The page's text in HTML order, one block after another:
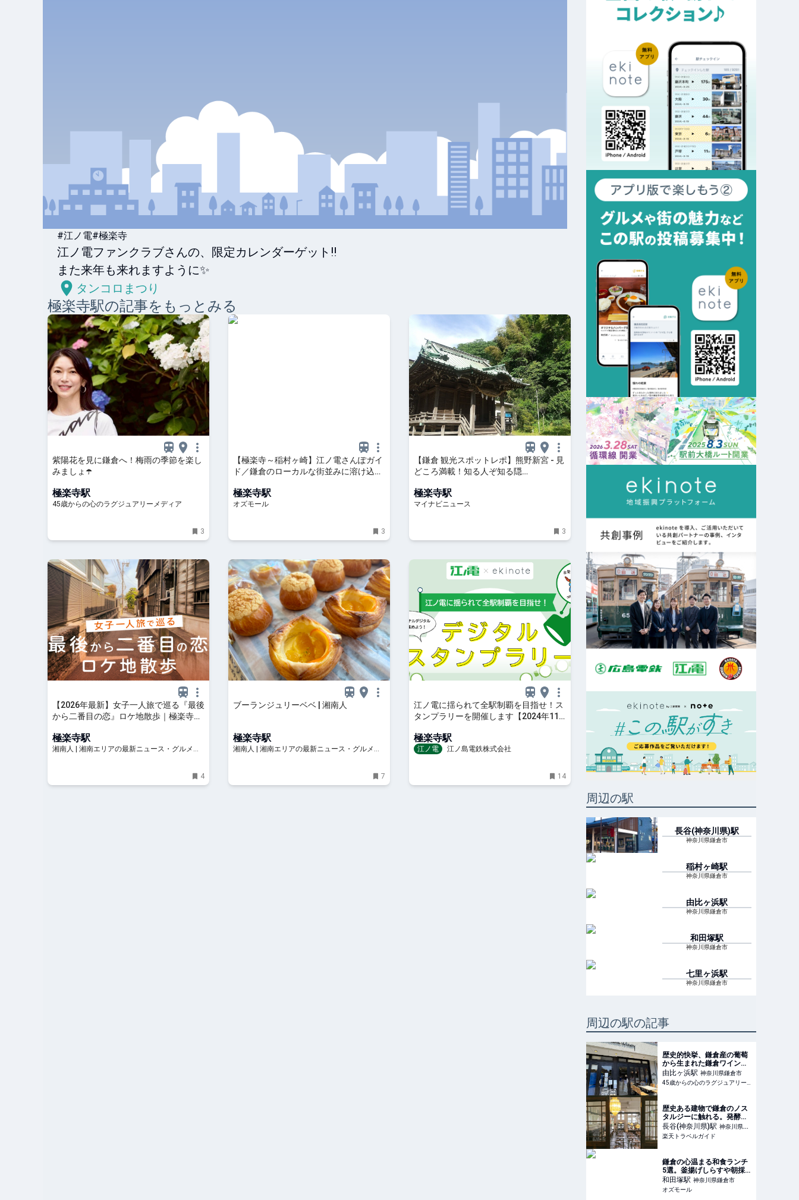
#江ノ電#極楽寺
江ノ電ファンクラブさんの、限定カレンダーゲット‼️
また来年も来れますように✨
タンコロまつり
極楽寺駅の記事をもっとみる
紫陽花を見に鎌倉へ！梅雨の季節を楽し
みましょ☂️
極楽寺駅
45歳からの心のラグジュアリーメディア
3
【極楽寺～稲村ヶ崎】江ノ電さんぽガイ
ド／鎌倉のローカルな街並みに溶け込
極楽寺駅
オズモール
3
【鎌倉 観光スポットレポ】熊野新宮 - 見
どころ満載！知る人ぞ知る隠…
極楽寺駅
マイナビニュース
3
【2026年最新】女子一人旅で巡る『最後
から二番目の恋』ロケ地散歩｜極楽寺〜
湘南人
極楽寺駅
湘南人 | 湘南エリアの最新ニュース・グルメ・
4
ブーランジュリーベベ | 湘南人
極楽寺駅
湘南人 | 湘南エリアの最新ニュース・グルメ・
7
江ノ電に揺られて全駅制覇を目指せ！ス
タンプラリーを開催します【2024年11
時】
極楽寺駅
江ノ電 江ノ島電鉄株式会社
14
周辺の駅
長谷(神奈川県)駅
神奈川県鎌倉市
稲村ヶ崎駅
神奈川県鎌倉市
由比ヶ浜駅
神奈川県鎌倉市
和田塚駅
神奈川県鎌倉市
七里ヶ浜駅
神奈川県鎌倉市
周辺の駅の記事
歴史的快挙、鎌倉産の葡萄
から生まれた鎌倉ワイン！
そのルーツを巡るツアーに
参加してきました。直営の
葡萄畑巡りやカフェ
ワインに合わせて、ラン
チ、デザートを楽しんで来
まし
由比ヶ浜駅 神奈川県鎌倉市
45歳からの心のラグジュアリーメディア
歴史ある建物で鎌倉のノス
タルジーに触れる。発酵文
化と湘南の恵みを味わう
「MOKICHI
KAMAKURA」 【楽天トラ
長谷(神奈川県)駅 神奈川県鎌
倉市
楽天トラベルガイド
鎌倉の心温まる和食ランチ
5選。釜揚げしらすや朝採
れ魚などを使用した、地元
人からも愛されるお店をご
和田塚駅 神奈川県鎌倉市
オズモール